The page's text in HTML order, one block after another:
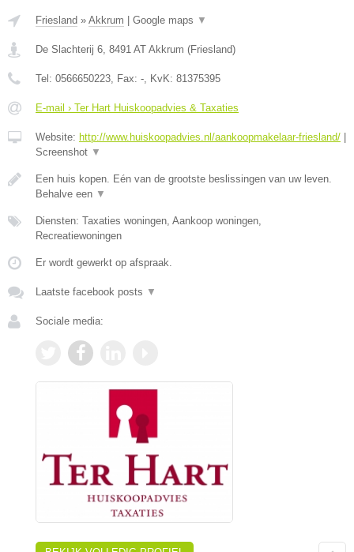
Friesland » Akkrum Google maps ▼
De Slachterij 6, 8491 AT Akkrum (Friesland)
Tel: 0566650223, Fax: -, KvK: 81375395
E-mail › Ter Hart Huiskoopadvies & Taxaties
Website: http://www.huiskoopadvies.nl/aankoopmakelaar-friesland/
Screenshot ▼
Een huis kopen. Eén van de grootste beslissingen van uw leven.
Behalve een ▼
Diensten: Taxaties woningen, Aankoop woningen,
Recreatiewoningen
Er wordt gewerkt op afspraak.
Laatste facebook posts ▼
Sociale media: